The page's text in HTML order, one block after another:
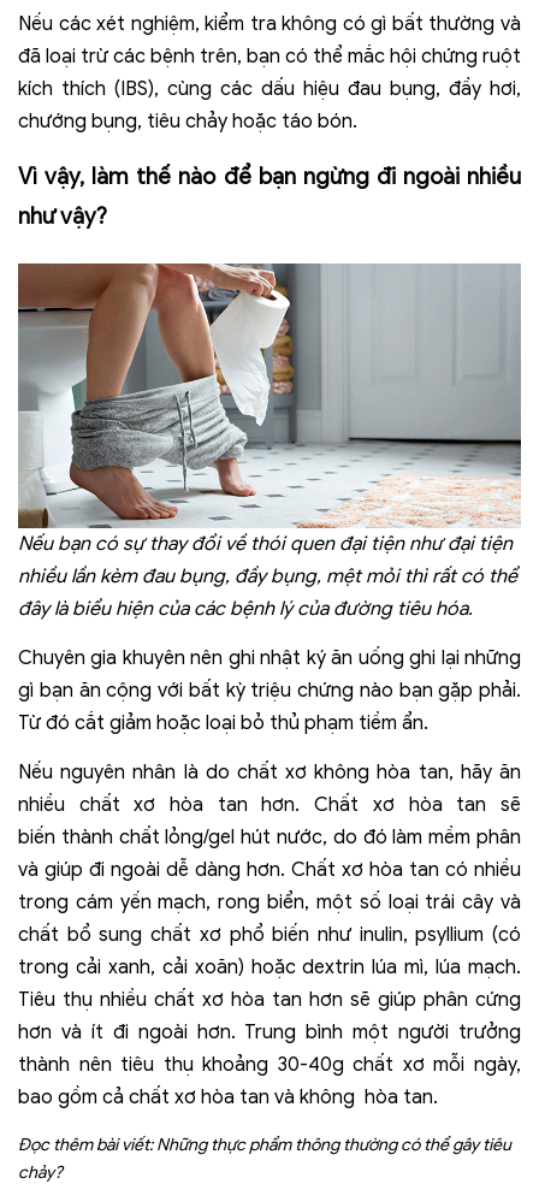
Nếu các xét nghiệm, kiểm tra không có gì bất thường và
đã loại trừ các bệnh trên, bạn có thể mắc hội chứng ruột
kích thích (IBS), cùng các dấu hiệu đau bụng, đầy hơi,
chướng bụng, tiêu chảy hoặc táo bón.
Vì vậy, làm thế nào để bạn ngừng đi ngoàinhiều
như vậy?
Nếu bạn có sự thay đổi về thói quen đại tiện như đại tiện
nhiều lần kèm đau bụng, đầy bụng, mệt mỏi thì rất có thể
đây là biểu hiện của các bệnh lý của đường tiêu hóa.
Chuyên gia khuyên nên ghi nhật ký ăn uống ghi lại những
gì bạn ăn cộng với bất kỳ triệu chứng nào bạn gặp phải.
Từ đó cắt giảm hoặc loại bỏ thủ phạm tiềm ẩn.
Nếu nguyên nhân là do chất xơ không hòa tan, hãy ăn
nhiều chất xơ hòa tan hơn. Chất xơ hòa tan sẽ
biến thành chất lỏng/gel hút nước, do đó làm mềm phân
và giúp đi ngoài dễ dàng hơn. Chất xơ hòa tan có nhiều
trong cám yến mạch, rong biển, một số loại trái cây và
chất bổ sung chất xơ phổ biến như inulin, psyllium (có
trong cải xanh, cải xoăn) hoặc dextrin lúa mì, lúa mạch.
Tiêu thụ nhiều chất xơ hòa tan hơn sẽ giúp phân cứng
hơn và ít đi ngoài hơn. Trung bình một người trưởng
thành nên tiêu thụ khoảng 30-40g chất xơ mỗi ngày,
bao gồm cả chất xơ hòa tan và không hòa tan.
Đọc thêm bài viết:Những thực phẩm thông thường có thể gây tiêu
chảy?